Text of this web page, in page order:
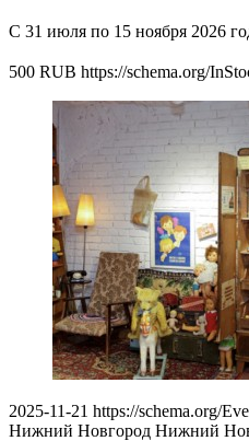
С 31 июля по 15 ноября 2026
500 RUB https://schema.org/
2025-11-21 https://schema.org/
Нижний Новгород Нижний